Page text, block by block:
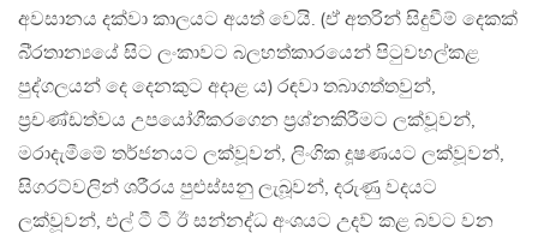
අවසානය දක්වා කාලයට අයත් වෙයි. (ඒ අතරින් සිදුවීම් දෙකක්
බි‍්‍රතාන්‍යයේ සිට ලංකාවට බලහත්කාරයෙන් පිටුවහල්කළ
පුද්ගලයන් දෙ දෙනකුට අදාළ ය) රඳවා තබාගත්තවුන්,
ප‍්‍රචණ්ඩත්වය උපයෝගීකරගෙන ප‍්‍රශ්නකිරීමට ලක්වූවන්,
මරාදැමීමේ තර්ජනයට ලක්වූවන්, ලිංගික දූෂණයට ලක්වූවන්,
සිගරට්වලින් ශරීරය පුළුස්සනු ලැබූවන්, දරුණු වදයට
ලක්වූවන්, එල් ටී ටී ඊ සන්නද්ධ අංශයට උදව් කළ බවට වන